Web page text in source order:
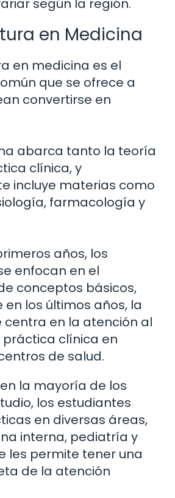
según la región.
en Medicina
en medicina es el
que se ofrece a
convertirse en
abarca tanto la teoría
clínica, y
incluye materias como
farmacología y
años, los
enfocan en el
conceptos básicos,
los últimos años, la
centra en la atención al
clínica en
de salud.
la mayoría de los
los estudiantes
en diversas áreas,
interna, pediatría y
les permite tener una
de la atención